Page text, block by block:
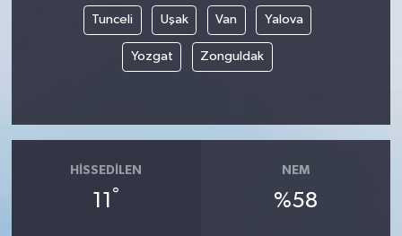
Tunceli Uşak Van Yalova
Yozgat Zonguldak
HISSEDILEN
11 °
NEM
%58